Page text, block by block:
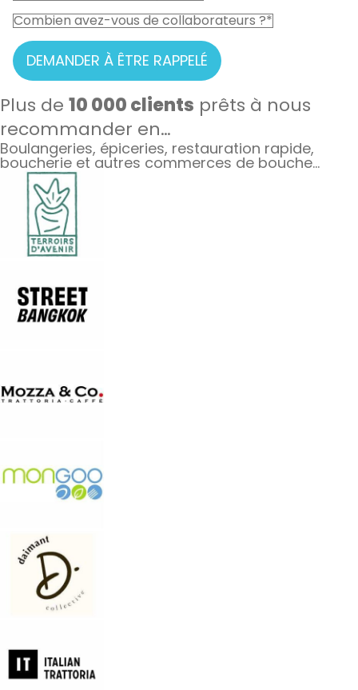
DEMANDER À ÊTRE RAPPELÉ
Plus de 10 000 clients prêts à nous
recommander en…
Boulangeries, épiceries, restauration rapide,
boucherie et autres commerces de bouche...